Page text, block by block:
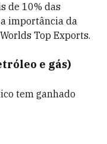
de 10% das
importância da
Top Exports.
e gás)
tem ganhado